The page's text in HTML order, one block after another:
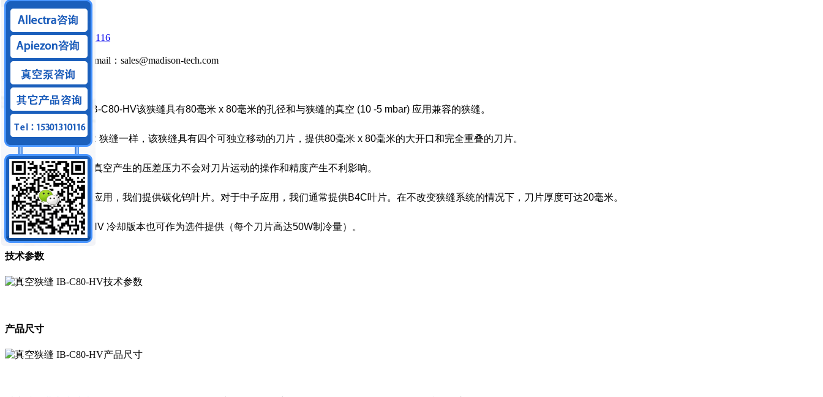
立即咨询立即咨询
咨询电话 ：15301310116
微信：15301310116 Email：sales@madison-tech.com
产品详情
JJ X-Ray 真空狭缝 IB-C80-HV该狭缝具有80毫米 x 80毫米的孔径和与狭缝的真空 (10 -5 mbar) 应用兼容的狭缝。
与我们的 IB-C80-AIR 狭缝一样，该狭缝具有四个可独立移动的刀片，提供80毫米 x 80毫米的大开口和完全重叠的刀片。
已采取特殊措施确保真空产生的压差压力不会对刀片运动的操作和精度产生不利影响。
对于标准同步加速器应用，我们提供碳化钨叶片。对于中子应用，我们通常提供B4C叶片。在不改变狭缝系统的情况下，刀片厚度可达20毫米。
主动冷却的 IB-C80-HV 冷却版本也可作为选件提供（每个刀片高达50W制冷量）。
技术参数
产品尺寸